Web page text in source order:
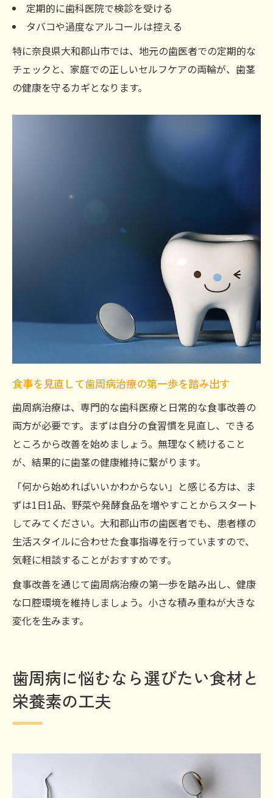
定期的に歯科医院で検診を受ける
タバコや過度なアルコールは控える
特に奈良県大和郡山市では、地元の歯医者での定期的な
チェックと、家庭での正しいセルフケアの両輪が、歯茎
の健康を守るカギとなります。
食事を見直して歯周病治療の第一歩を踏み出す
歯周病治療は、専門的な歯科医療と日常的な食事改善の
両方が必要です。まずは自分の食習慣を見直し、できる
ところから改善を始めましょう。無理なく続けること
が、結果的に歯茎の健康維持に繋がります。
「何から始めればいいかわからない」と感じる方は、ま
ずは1日1品、野菜や発酵食品を増やすことからスタート
してみてください。大和郡山市の歯医者でも、患者様の
生活スタイルに合わせた食事指導を行っていますので、
気軽に相談することがおすすめです。
食事改善を通じて歯周病治療の第一歩を踏み出し、健康
な口腔環境を維持しましょう。小さな積み重ねが大きな
変化を生みます。
歯周病に悩むなら選びたい食材と
栄養素の工夫